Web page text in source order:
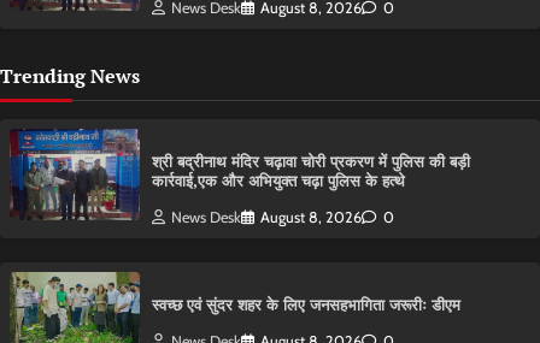
News Desk August 8, 2026 0
Trending News
श्री बद्रीनाथ मंदिर चढ़ावा चोरी प्रकरण में पुलिस की बड़ी
कार्रवाई,एक और अभियुक्त चढ़ा पुलिस के हत्थे
News Desk August 8, 2026 0
स्वच्छ एवं सुंदर शहर के लिए जनसहभागिता जरूरीः डीएम